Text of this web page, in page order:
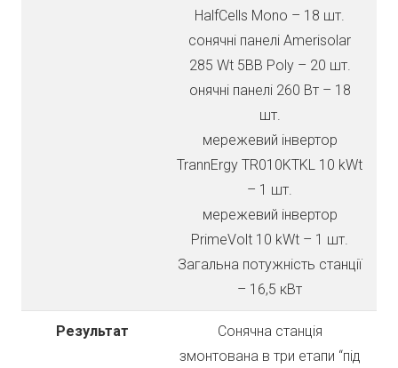
HalfCells Mono – 18 шт.
cонячні панелі Amerisolar
285 Wt 5BB Poly – 20 шт.
онячні панелі 260 Вт – 18
шт.
мережевий інвертор
TrannErgy TR010KTKL 10 kWt
– 1 шт.
мережевий інвертор
PrimeVolt 10 kWt – 1 шт.
Загальна потужність станції
– 16,5 кВт
Результат
Сонячна станція
змонтована в три етапи “під